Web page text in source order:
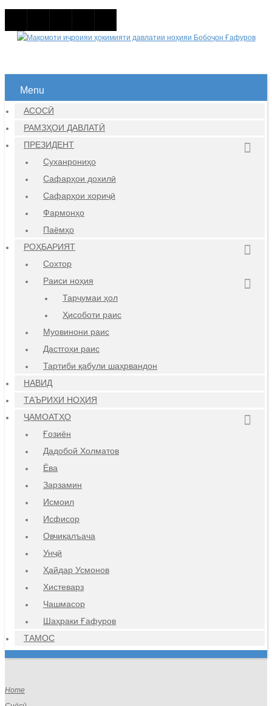
Menu
АСОСӢ
РАМЗҲОИ ДАВЛАТӢ
ПРЕЗИДЕНТ
Суханрониҳо
Сафарҳои дохилӣ
Сафарҳои хориҷӣ
Фармонҳо
Паёмҳо
РОҲБАРИЯТ
Сохтор
Раиси ноҳия
Тарҷумаи ҳол
Ҳисоботи раис
Муовинони раис
Дастгоҳи раис
Тартиби қабули шаҳрвандон
НАВИД
ТАЪРИХИ НОҲИЯ
ҶАМОАТҲО
Ғозиён
Дадобой Холматов
Ёва
Зарзамин
Исмоил
Исфисор
Овчиқалъача
Унҷӣ
Ҳайдар Усмонов
Хистеварз
Чашмасор
Шаҳраки Ғафуров
ТАМОС
Home